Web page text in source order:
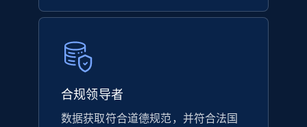
合规领导者
数据获取符合道德规范，并符合法国